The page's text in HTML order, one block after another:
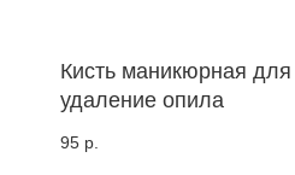
Кисть маникюрная для
удаление опила
95 р.